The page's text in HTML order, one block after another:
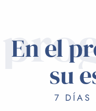
En el
su
7 DÍAS